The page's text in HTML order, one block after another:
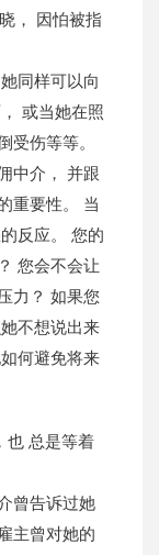
， 因怕被指
同样可以向
或当她在照
伤等等。
中介， 并跟
重要性。 当
反应。 您的
您会不会让
力？ 如果您
不想说出来
何避免将来
也 总是等着
曾告诉过她
主曾对她的